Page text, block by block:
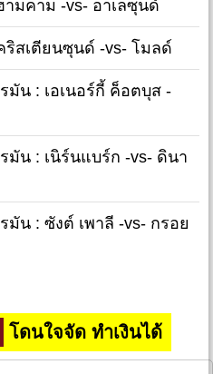
ามคาม -vs- อาเลซุนด์
ริสเตียนซุนด์ -vs- โมลด์
มัน : เอเนอร์กี้ ค็อตบุส -
มัน : เนิร์นแบร์ก -vs- ดินา
มัน : ซังต์ เพาลี -vs- กรอย
โดนใจจัด ทำเงินได้